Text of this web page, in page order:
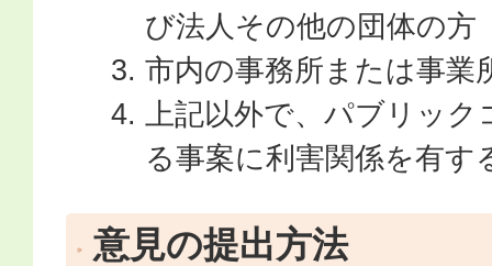
び法人その他の団体の方
市内の事務所または事業
上記以外で、パブリッ
る事案に利害関係を有す
意見の提出方法